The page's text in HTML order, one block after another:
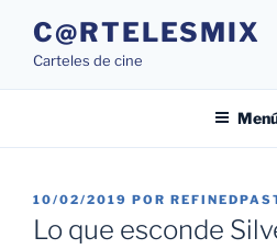
contenido
C@RTELESMIX
Carteles de cine
PUBLICADO
EL
10/02/2019 POR
Lo que esconde